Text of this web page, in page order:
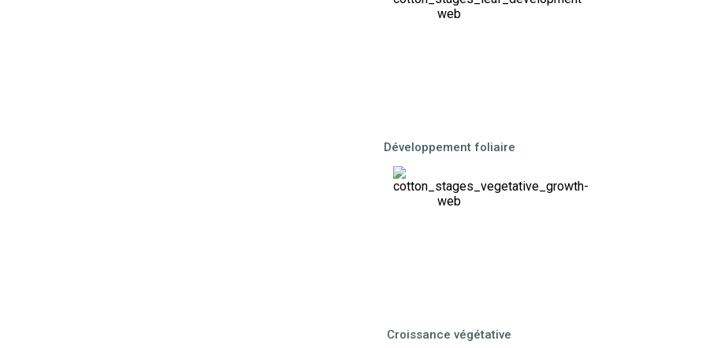
Développement foliaire
Croissance végétative